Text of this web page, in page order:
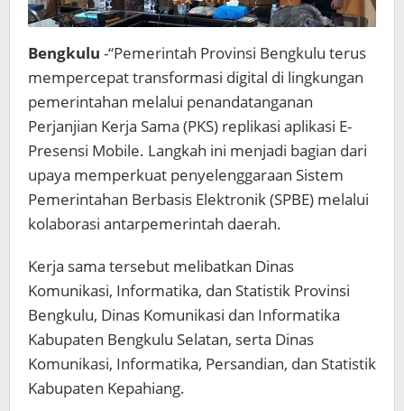
Bengkulu -“Pemerintah Provinsi Bengkulu terus
mempercepat transformasi digital di lingkungan
pemerintahan melalui penandatanganan
Perjanjian Kerja Sama (PKS) replikasi aplikasi E-
Presensi Mobile. Langkah ini menjadi bagian dari
upaya memperkuat penyelenggaraan Sistem
Pemerintahan Berbasis Elektronik (SPBE) melalui
kolaborasi antarpemerintah daerah.
Kerja sama tersebut melibatkan Dinas
Komunikasi, Informatika, dan Statistik Provinsi
Bengkulu, Dinas Komunikasi dan Informatika
Kabupaten Bengkulu Selatan, serta Dinas
Komunikasi, Informatika, Persandian, dan Statistik
Kabupaten Kepahiang.